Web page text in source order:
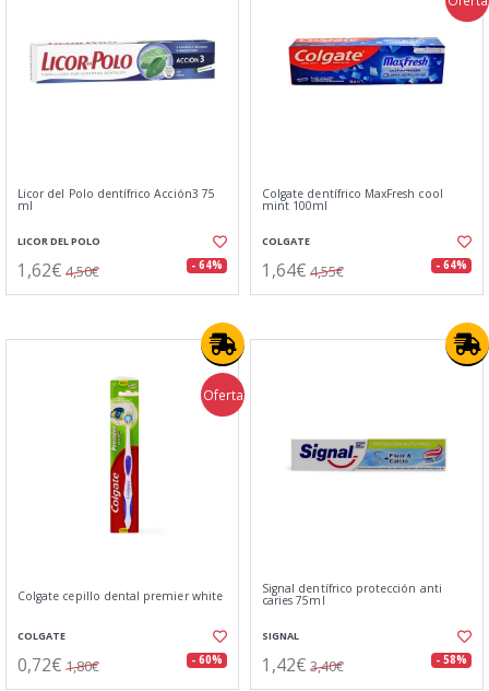
Licor del Polo dentífrico Acción3 75
ml
LICOR DEL POLO
1,62€ 4,50€ - 64%
Colgate dentífrico MaxFresh cool
mint 100ml
COLGATE
1,64€ 4,55€ - 64%
Oferta
Colgate cepillo dental premier white
COLGATE
0,72€ 1,80€ - 60%
Signal dentífrico protección anti
caries 75ml
SIGNAL
1,42€ 3,40€ - 58%